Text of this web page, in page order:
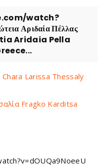
watch?
Αριδαία Πέλλας
Aridaia Pella
Larissa Thessaly
Fragko Karditsa